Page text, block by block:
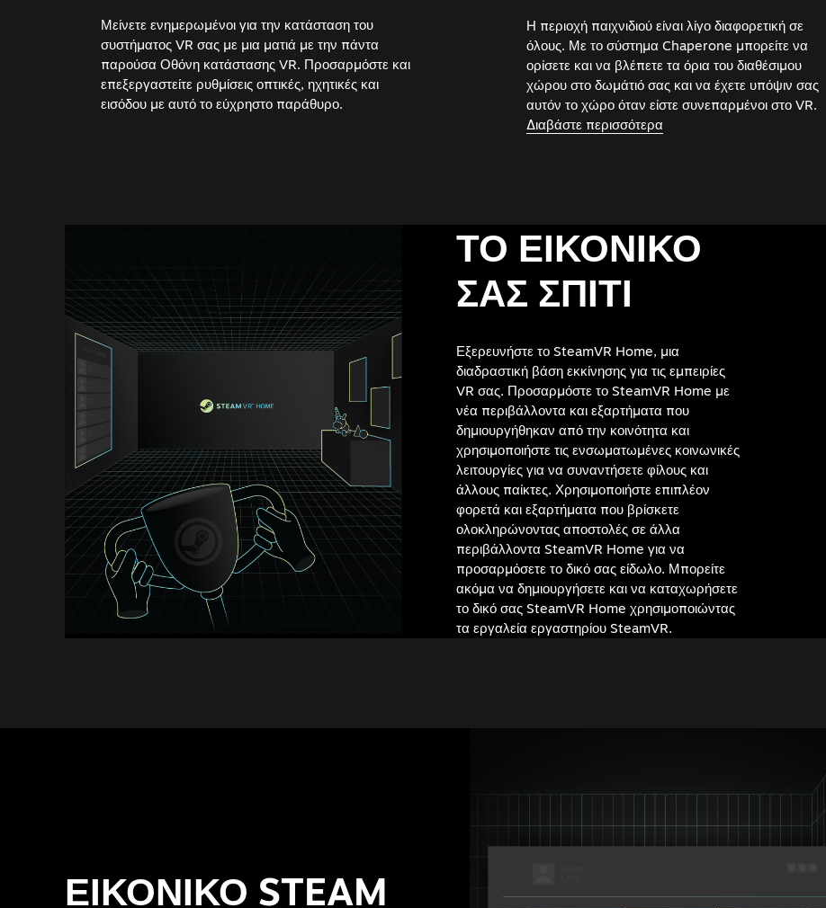
Μείνετε ενημερωμένοι για την κατάσταση του
συστήματος VR σας με μια ματιά με την πάντα
παρούσα Οθόνη κατάστασης VR. Προσαρμόστε και
επεξεργαστείτε ρυθμίσεις οπτικές, ηχητικές και
εισόδου με αυτό το εύχρηστο παράθυρο.
Η περιοχή παιχνιδιού είναι λίγο διαφορετική σε
όλους. Με το σύστημα Chaperone μπορείτε να
ορίσετε και να βλέπετε τα όρια του διαθέσιμου
χώρου στο δωμάτιό σας και να έχετε υπόψιν σας
αυτόν το χώρο όταν είστε συνεπαρμένοι στο VR.
Διαβάστε περισσότερα
ΤΟ ΕΙΚΟΝΙΚΟ
ΣΑΣ ΣΠΙΤΙ
Εξερευνήστε το SteamVR Home, μια
διαδραστική βάση εκκίνησης για τις εμπειρίες
VR σας. Προσαρμόστε το SteamVR Home με
νέα περιβάλλοντα και εξαρτήματα που
δημιουργήθηκαν από την κοινότητα και
χρησιμοποιήστε τις ενσωματωμένες κοινωνικές
λειτουργίες για να συναντήσετε φίλους και
άλλους παίκτες. Χρησιμοποιήστε επιπλέον
φορετά και εξαρτήματα που βρίσκετε
ολοκληρώνοντας αποστολές σε άλλα
περιβάλλοντα SteamVR Home για να
προσαρμόσετε το δικό σας είδωλο. Μπορείτε
ακόμα να δημιουργήσετε και να καταχωρήσετε
το δικό σας SteamVR Home χρησιμοποιώντας
τα εργαλεία εργαστηρίου SteamVR.
ΕΙΚΟΝΙΚΟ STEAM